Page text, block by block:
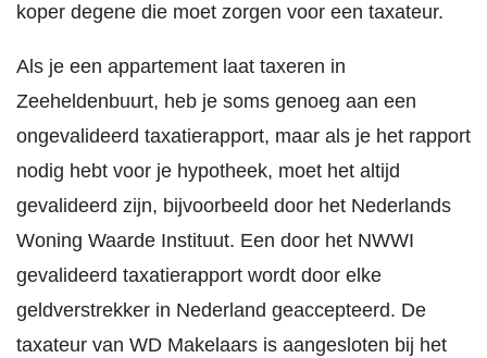
koper degene die moet zorgen voor een taxateur.
Als je een appartement laat taxeren in
Zeeheldenbuurt, heb je soms genoeg aan een
ongevalideerd taxatierapport, maar als je het rapport
nodig hebt voor je hypotheek, moet het altijd
gevalideerd zijn, bijvoorbeeld door het Nederlands
Woning Waarde Instituut. Een door het NWWI
gevalideerd taxatierapport wordt door elke
geldverstrekker in Nederland geaccepteerd. De
taxateur van WD Makelaars is aangesloten bij het